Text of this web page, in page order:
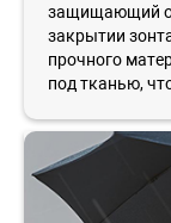
защищающий
закрытии
прочного
под тканью,